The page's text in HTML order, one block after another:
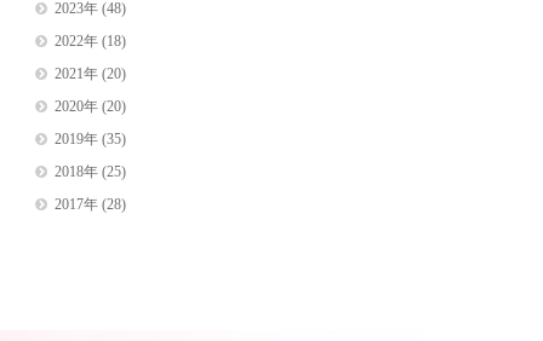
2023年(48)
2022年(18)
2021年(20)
2020年(20)
2019年(35)
2018年(25)
2017年(28)